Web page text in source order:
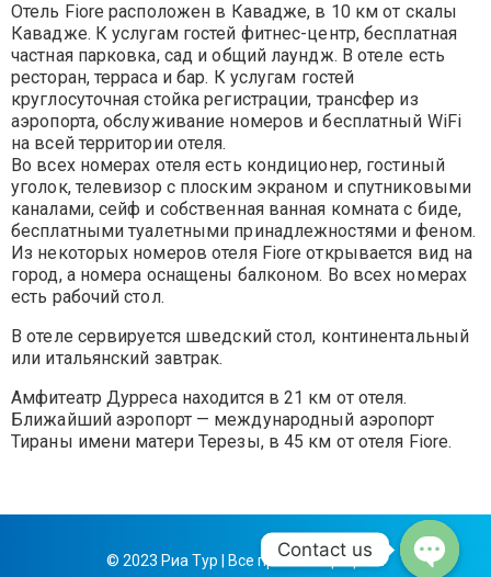
Отель Fiore расположен в Кавадже, в 10 км от скалы
Кавадже. К услугам гостей фитнес-центр, бесплатная
частная парковка, сад и общий лаундж. В отеле есть
ресторан, терраса и бар. К услугам гостей
круглосуточная стойка регистрации, трансфер из
аэропорта, обслуживание номеров и бесплатный WiFi
на всей территории отеля.
Во всех номерах отеля есть кондиционер, гостиный
уголок, телевизор с плоским экраном и спутниковыми
каналами, сейф и собственная ванная комната с биде,
бесплатными туалетными принадлежностями и феном.
Из некоторых номеров отеля Fiore открывается вид на
город, а номера оснащены балконом. Во всех номерах
есть рабочий стол.
В отеле сервируется шведский стол, континентальный
или итальянский завтрак.
Амфитеатр Дурреса находится в 21 км от отеля.
Ближайший аэропорт — международный аэропорт
Тираны имени матери Терезы, в 45 км от отеля Fiore.
© 2023 Риа Тур | Все права защищены
Contact us